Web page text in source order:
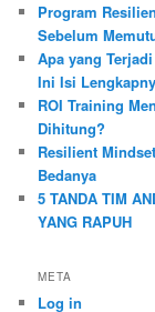
Program
Sebelum
Apa yang
Ini Isi
ROI Training
Dihitung?
Resilient
Bedanya
5 TANDA TIM
YANG RAPUH
META
Log in